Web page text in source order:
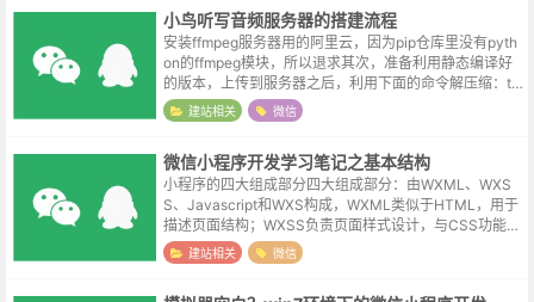
小鸟听写音频服务器的搭建流程
安装ffmpeg服务器用的阿里云，因为pip仓库里没有pyth
on的ffmpeg模块，所以退求其次，准备利用静态编译好
的版本，上传到服务器之后，利用下面的命令解压缩：ta
r -xf ffmpeg-n7.1-62-gb168ed9b14...
建站相关 微信
微信小程序开发学习笔记之基本结构
小程序的四大组成部分四大组成部分：由WXML、WXS
S、Javascript和WXS构成，WXML类似于HTML，用于
描述页面结构；WXSS负责页面样式设计，与CSS功能相
似，但有小程序特有的扩展；Javascript是处理页面交互
逻...
建站相关 微信